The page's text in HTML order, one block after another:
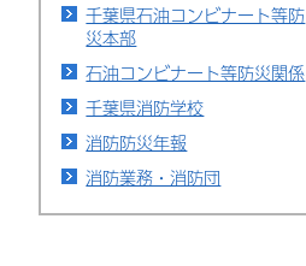
千葉県石油コンビナート等防
災本部
石油コンビナート等防災関係
千葉県消防学校
消防防災年報
消防業務・消防団